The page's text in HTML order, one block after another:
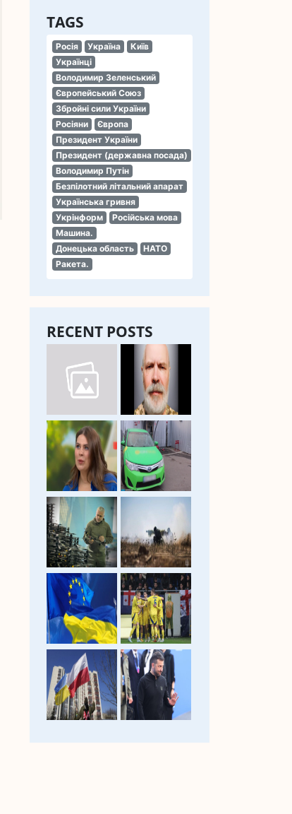
TAGS
Росія Україна
Київ
Українці
Володимир Зеленський
Європейський Союз
Збройні сили України
Росіяни
Європа
Президент України
Президент (державна посада)
Володимир Путін
Безпілотний літальний апарат
Українська гривня
Укрінформ
Російська мова
Машина.
Донецька область
НАТО
Ракета.
RECENT POSTS